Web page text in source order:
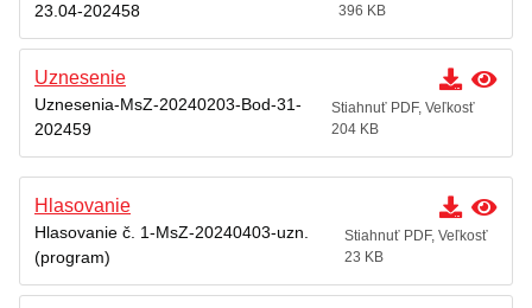
23.04-202458
396 KB
Uznesenie
Uznesenia-MsZ-20240203-Bod-31-
202459
Stiahnuť PDF, Veľkosť
204 KB
Hlasovanie
Hlasovanie č. 1-MsZ-20240403-uzn.
(program)
Stiahnuť PDF, Veľkosť
23 KB